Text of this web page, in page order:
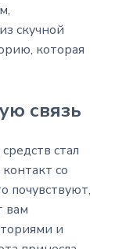
скучной
которая
связь
стал
со
почувствуют,
вам
и